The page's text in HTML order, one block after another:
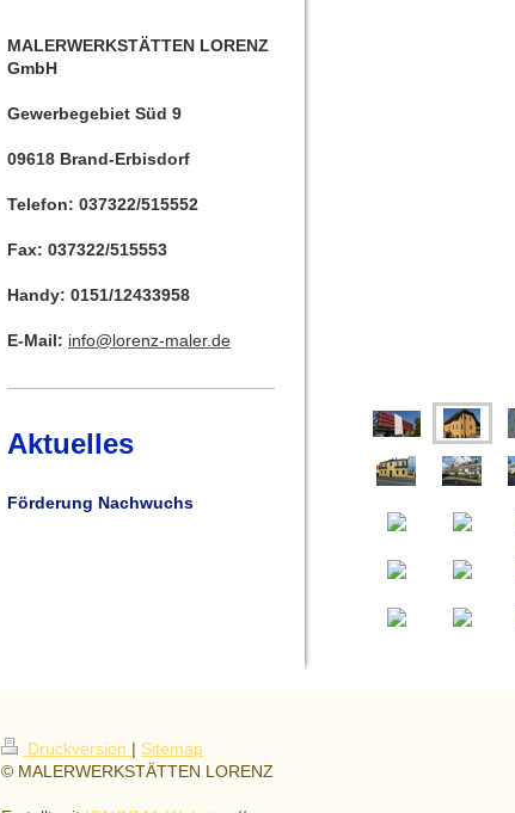
MALERWERKSTÄTTEN LORENZ
GmbH
Gewerbegebiet Süd 9
09618 Brand-Erbisdorf
Telefon: 037322/515552
Fax: 037322/515553
Handy: 0151/12433958
E-Mail: info@lorenz-maler.de
Aktuelles
Förderung Nachwuchs
Druckversion | Sitemap
© MALERWERKSTÄTTEN LORENZ